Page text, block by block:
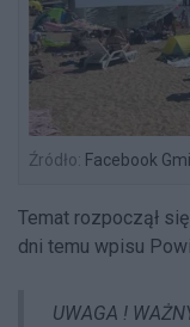
Źródło: Facebook
Temat rozpoczął
dni temu wpisu
UWAGA !